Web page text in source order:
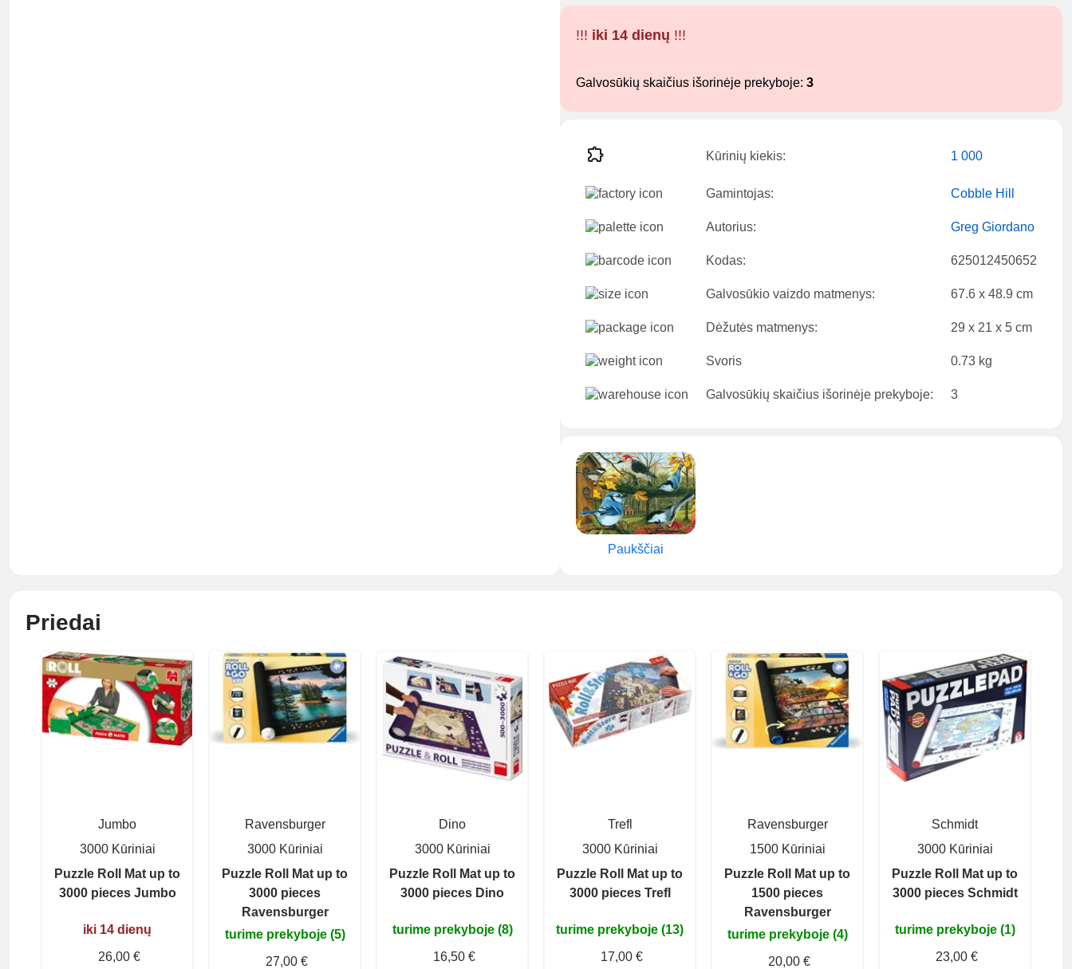
!!! iki 14 dienų !!!
Galvosūkių skaičius išorinėje prekyboje: 3
Kūrinių kiekis: 1 000
Gamintojas: Cobble Hill
Autorius: Greg Giordano
Kodas: 625012450652
Galvosūkio vaizdo matmenys: 67.6 x 48.9 cm
Dėžutės matmenys: 29 x 21 x 5 cm
Svoris 0.73 kg
Galvosūkių skaičius išorinėje prekyboje: 3
Paukščiai
Priedai
Jumbo
3000 Kūriniai
Puzzle Roll Mat up to
3000 pieces Jumbo
iki 14 dienų
26,00 €
Ravensburger
3000 Kūriniai
Puzzle Roll Mat up to
3000 pieces
Ravensburger
turime prekyboje (5)
27,00 €
Dino
3000 Kūriniai
Puzzle Roll Mat up to
3000 pieces Dino
turime prekyboje (8)
16,50 €
Trefl
3000 Kūriniai
Puzzle Roll Mat up to
3000 pieces Trefl
turime prekyboje (13)
17,00 €
Ravensburger
1500 Kūriniai
Puzzle Roll Mat up to
1500 pieces
Ravensburger
turime prekyboje (4)
20,00 €
Schmidt
3000 Kūriniai
Puzzle Roll Mat up to
3000 pieces Schmidt
turime prekyboje (1)
23,00 €